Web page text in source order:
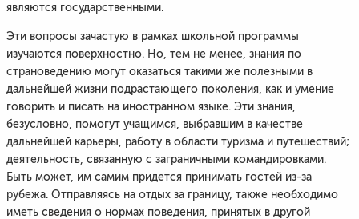
являются государственными.
Эти вопросы зачастую в рамках школьной программы
изучаются поверхностно. Но, тем не менее, знания по
страноведению могут оказаться такими же полезными в
дальнейшей жизни подрастающего поколения, как и умение
говорить и писать на иностранном языке. Эти знания,
безусловно, помогут учащимся, выбравшим в качестве
дальнейшей карьеры, работу в области туризма и путешествий;
деятельность, связанную с заграничными командировками.
Быть может, им самим придется принимать гостей из-за
рубежа. Отправляясь на отдых за границу, также необходимо
иметь сведения о нормах поведения, принятых в другой